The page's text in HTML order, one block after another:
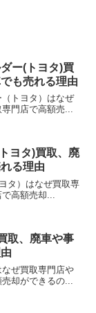
ー(トヨタ)買
も売れる理由
トヨタ）はなぜ
門店で高額売...
ヨタ)買取、廃
る理由
タ）はなぜ買取専
高額売却...
取、廃車や事
ぜ買取専門店や
却ができるの...